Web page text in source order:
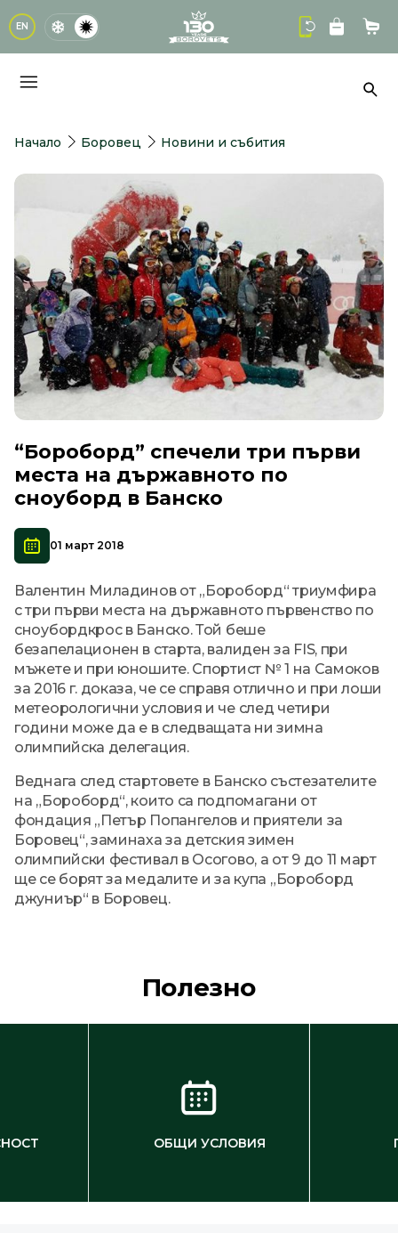
EN logo
Начало Боровец Новини и събития
“Бороборд” спечели три първи
места на държавното по
сноуборд в Банско
01 март 2018
Валентин Миладинов от „Бороборд“ триумфира
с три първи места на държавното първенство по
сноубордкрос в Банско. Той беше
безапелационен в старта, валиден за FIS, при
мъжете и при юношите. Спортист № 1 на Самоков
за 2016 г. доказа, че се справя отлично и при лоши
метеорологични условия и че след четири
години може да е в следващата ни зимна
олимпийска делегация.
Веднага след стартовете в Банско състезателите
на „Бороборд“, които са подпомагани от
фондация „Петър Попангелов и приятели за
Боровец“, заминаха за детския зимен
олимпийски фестивал в Осогово, а от 9 до 11 март
ще се борят за медалите и за купа „Бороборд
джуниър“ в Боровец.
Полезно
ОБЩИ УСЛОВИЯ